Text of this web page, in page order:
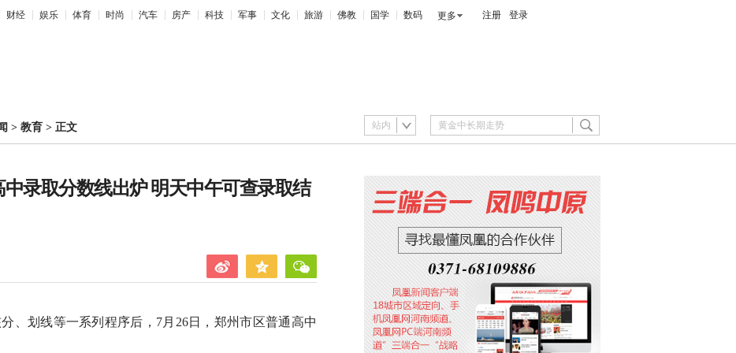
财经 娱乐 体育 时尚 汽车 房产 科技 军事 文化 旅游 佛教 国学 数码 更多 注册 登录
> 教育 > 正文 站内
中录取分数线出炉 明天中午可查录取结
、划线等一系列程序后，7月26日，郑州市区普通高中